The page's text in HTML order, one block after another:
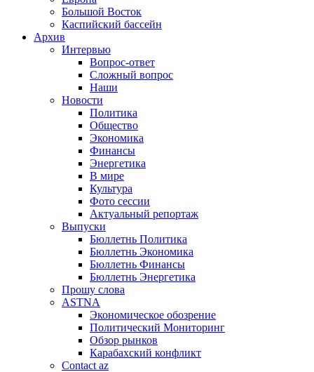
Большой Восток
Каспийский бассейн
Архив
Интервью
Вопрос-ответ
Сложный вопрос
Наши
Новости
Политика
Общество
Экономика
Финансы
Энергетика
В мире
Культура
Фото сессии
Актуальный репортаж
Выпуски
Бюллетнь Политика
Бюллетнь Экономика
Бюллетнь Финансы
Бюллетнь Энергетика
Прошу слова
ASTNA
Экономическое обозрение
Политический Мониторинг
Обзор рынков
Карабахский конфликт
Contact az